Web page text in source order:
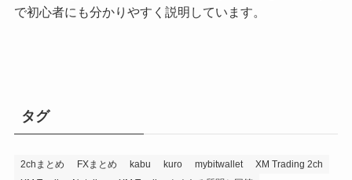
で初心者にも分かりやすく説明しています。
タグ
2chまとめ FXまとめ kabu kuro mybitwallet
XM Trading 2ch